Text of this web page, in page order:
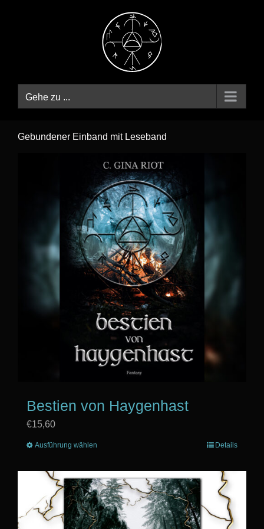
Gehe zu ...
Gebundener Einband mit Leseband
Bestien von Haygenhast
€15,60
Ausführung wählen
weist
mehrere
Varianten
auf.
Details